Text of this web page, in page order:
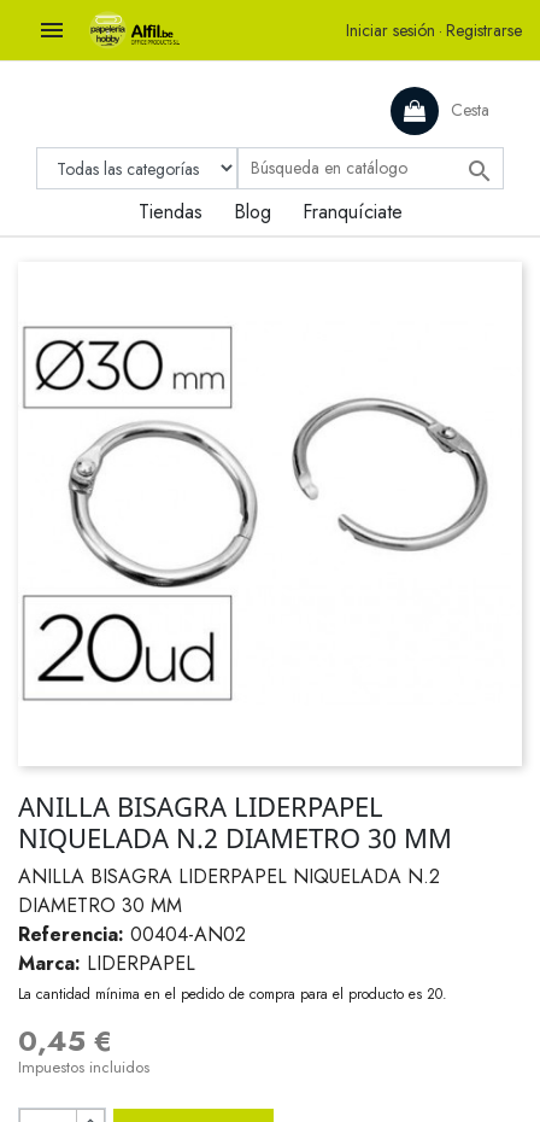
 Iniciar sesión · Registrarse
Cesta

Tiendas Blog Franquíciate
ANILLA BISAGRA LIDERPAPEL
NIQUELADA N.2 DIAMETRO 30 MM
ANILLA BISAGRA LIDERPAPEL NIQUELADA N.2
DIAMETRO 30 MM
Referencia: 00404-AN02
Marca: LIDERPAPEL
La cantidad mínima en el pedido de compra para el producto es 20.
0,45 €
Impuestos incluidos